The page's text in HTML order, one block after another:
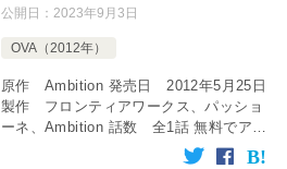
公開日： 2023年9月3日
OVA（2012年）
原作 Ambition 発売日 2012年5月25日
製作 フロンティアワークス、パッショ
ーネ、Ambition 話数 全1話 無料でアニ
メ動画を楽しみましょう♪ 2012年 話題性